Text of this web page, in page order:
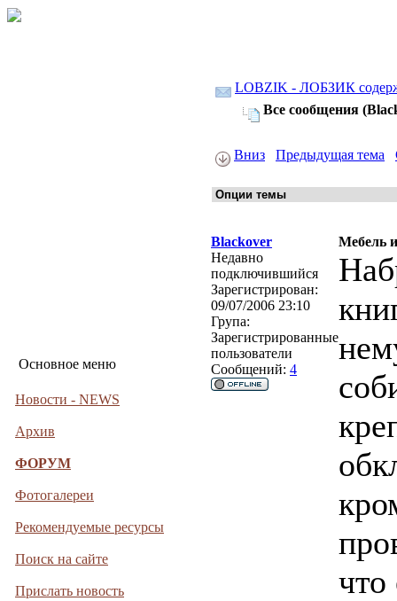
Основное меню
Новости - NEWS
Архив
ФОРУМ
Фотогалереи
Рекомендуемые ресурсы
Поиск на сайте
Прислать новость
LOBZIK - ЛОБЗИК
Все сообщения
Вниз Предыдущая тема
Blackover
Мебель
Недавно
подключившийся
Зарегистрирован:
09/07/2006 23:10
Група:
Зарегистрированные
пользователи
Сообщений: 4
что